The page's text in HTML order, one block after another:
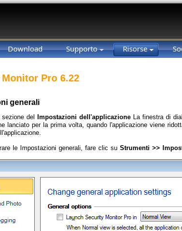
Download Supporto Risorse
Pro 6.22
generali
sezione del Impostazioni dell'applicazione La finestra di
lanciato per la prima volta, quando l'applicazione viene
le Impostazioni generali, fare clic su Strumenti >>